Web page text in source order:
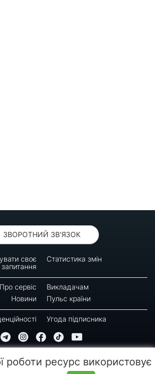
ЗВОРОТНИЙ ЗВ'ЯЗОК
своє
запитання
Статистика змін
Про сервіс
Викладачам
Новини
Пульс країни
Угода підписника
матеріалів цієї сторінки для відтворення,
роботи ресурс використовує